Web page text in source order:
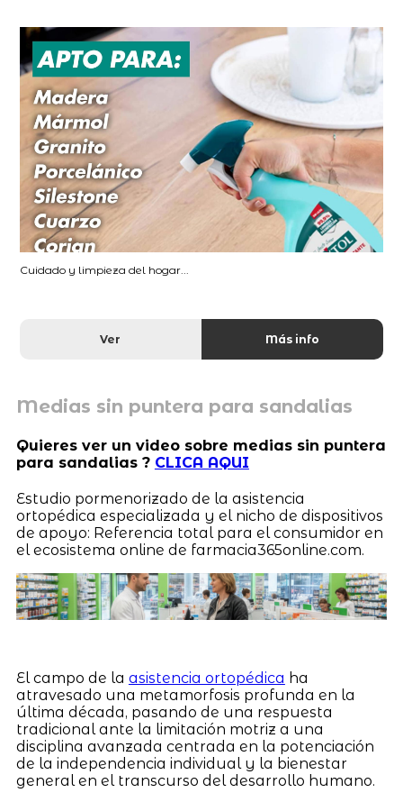
Cuidado y limpieza del hogar...
Ver Más info
Medias sin puntera para sandalias
Quieres ver un video sobre medias sin puntera
para sandalias ? CLICA AQUI
Estudio pormenorizado de la asistencia
ortopédica especializada y el nicho de dispositivos
de apoyo: Referencia total para el consumidor en
el ecosistema online de farmacia365online.com.
El campo de la asistencia ortopédica ha
atravesado una metamorfosis profunda en la
última década, pasando de una respuesta
tradicional ante la limitación motriz a una
disciplina avanzada centrada en la potenciación
de la independencia individual y la bienestar
general en el transcurso del desarrollo humano.